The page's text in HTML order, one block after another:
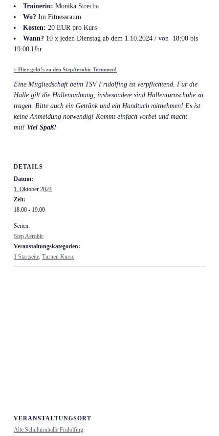
Trainerin: Monika Strecha
Wo? Im Fitnessraum
Kosten: 20 EUR pro Kurs
Wann? 10 x jeden Dienstag ab dem 1.10.2024 / von 18:00 bis
19:00 Uhr
> Hier geht’s zu den StepAerobic Terminen!
Eine Mitgliedschaft beim TSV Fridolfing ist verpflichtend. Für die
Halle gilt die Hallenordnung, insbesondere sind Hallenturnschuhe zu
tragen. Bitte auch ein Getränk und ein Handtuch mitnehmen! Es ist
keine Anmeldung notwendig! Kommt einfach vorbei und macht
mit! Viel Spaß!
DETAILS
Datum:
1. Oktober 2024
Zeit:
18:00 - 19:00
Serien:
Step Aerobic
Veranstaltungskategorien:
1 Startseite, Turnen Kurse
VERANSTALTUNGSORT
Alte Schulturnhalle Fridolfing